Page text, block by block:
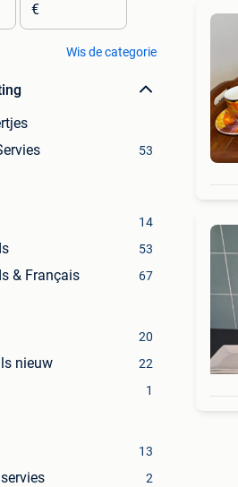
€
Wis de categorie
53
14
53
& Français 67
20
nieuw 22
1
13
2